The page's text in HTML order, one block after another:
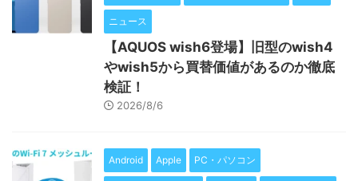
ニュース
【AQUOS wish6登場】旧型のwish4
やwish5から買替価値があるのか徹底
検証！
2026/8/6
Android Apple PC・パソコン